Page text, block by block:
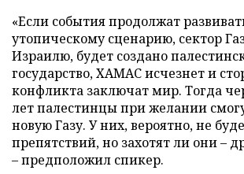
«Если события продолжат
утопическому сценарию, сектор
Израилю, будет создано
государство, ХАМАС исчезнет и
конфликта заключат мир. Тогда
лет палестинцы при желании
новую Газу. У них, вероятно, не
препятствий, но захотят ли они –
– предположил спикер.